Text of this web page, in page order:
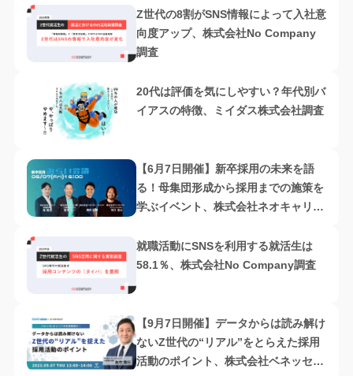
Z世代の8割がSNS情報によって入社意
向度アップ、株式会社No Company
調査
20代は評価を気にしやすい？年代別バ
イアスの特徴、ミイダス株式会社調査
【6月7日開催】新卒採用の未来を語
る！母集団形成から採用までの施策を
学ぶイベント、株式会社ネオキャリア
就職活動にSNSを利用する就活生は
58.1％、株式会社No Company調査
【9月7日開催】データからは読み解け
ないZ世代の“リアル”をとらえた採用
活動のポイント、株式会社ベネッセi-